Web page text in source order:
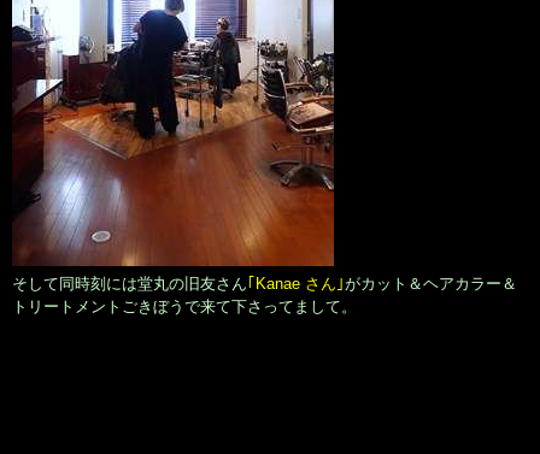
そして同時刻には堂丸の旧友さん｢Kanae さん｣がカット＆ヘアカラー＆
トリートメントごきぼうで来て下さってまして。